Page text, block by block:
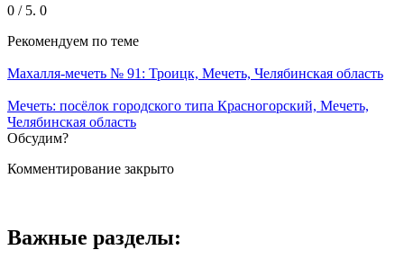
0 / 5. 0
Рекомендуем по теме
Махалля-мечеть № 91: Троицк, Мечеть, Челябинская область
Мечеть: посёлок городского типа Красногорский, Мечеть,
Челябинская область
Обсудим?
Комментирование закрыто
Важные разделы: